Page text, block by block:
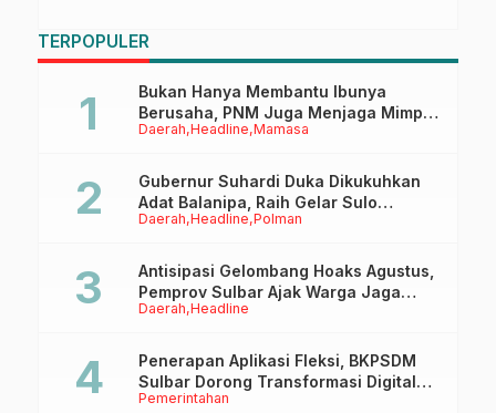
TERPOPULER
Daerah Headline Mamasa
Bukan Hanya Membantu Ibunya
Berusaha, PNM Juga Menjaga Mimpi
Anaknya Untuk Menggapai Cita-Cita
Daerah Headline Polman
Gubernur Suhardi Duka Dikukuhkan
Adat Balanipa, Raih Gelar Sulo
Tappidena
Daerah Headline
Antisipasi Gelombang Hoaks Agustus,
Pemprov Sulbar Ajak Warga Jaga
Ruang Digital
Pemerintahan
Penerapan Aplikasi Fleksi, BKPSDM
Sulbar Dorong Transformasi Digital
Sistem Kehadiran ASN